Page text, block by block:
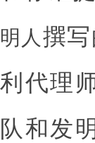
明人 撰
利代理
队和发